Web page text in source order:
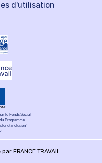
d'utilisation
le Fonds Social
Programme
et inclusion"
FRANCE TRAVAIL